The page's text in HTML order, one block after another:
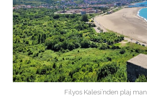
Filyos Kalesi’nden plaj